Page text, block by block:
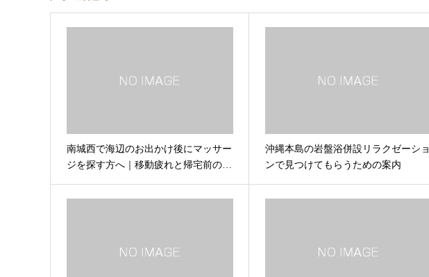
南城西で海辺のお出かけ後にマッサー
ジを探す方へ｜移動疲れと帰宅前の…
沖縄本島の岩盤浴併設リラクゼーショ
ンで見つけてもらうための案内